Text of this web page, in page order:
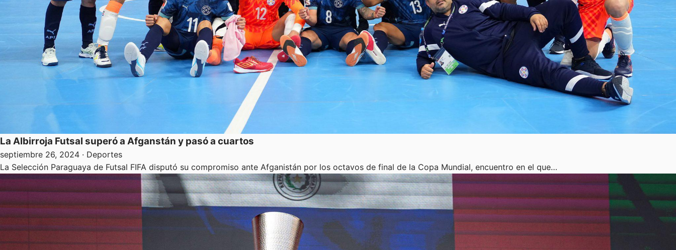
La Albirroja Futsal superó a Afganstán y pasó a cuartos
septiembre 26, 2024 · Deportes
La Selección Paraguaya de Futsal FIFA disputó su compromiso ante Afganistán por los octavos de final de la Copa Mundial, encuentro en el que…